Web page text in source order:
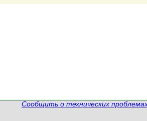
Сообщить о технических